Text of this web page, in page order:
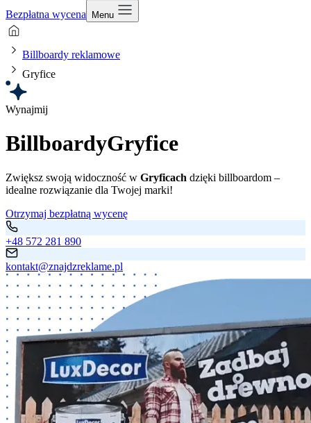
Bezpłatna wycena Menu
Billboardy reklamowe
Gryfice
Wynajmij
BillboardyGryfice
Zwiększ swoją widoczność w Gryficach dzięki billboardom –
idealne rozwiązanie dla Twojej marki!
Otrzymaj bezpłatną wycenę
+48 572 281 890
kontakt@znajdzreklame.pl